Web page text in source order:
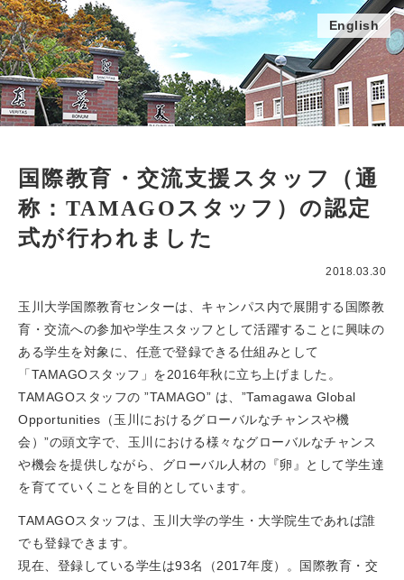
English
国際教育・交流支援スタッフ（通
称：TAMAGOスタッフ）の認定
式が行われました
2018.03.30
玉川大学国際教育センターは、キャンパス内で展開する国際教
育・交流への参加や学生スタッフとして活躍することに興味の
ある学生を対象に、任意で登録できる仕組みとして
「TAMAGOスタッフ」を2016年秋に立ち上げました。
TAMAGOスタッフの ”TAMAGO” は、”Tamagawa Global
Opportunities（玉川におけるグローバルなチャンスや機
会）”の頭文字で、玉川における様々なグローバルなチャンス
や機会を提供しながら、グローバル人材の『卵』として学生達
を育てていくことを目的としています。
TAMAGOスタッフは、玉川大学の学生・大学院生であれば誰
でも登録できます。
現在、登録している学生は93名（2017年度）。国際教育・交